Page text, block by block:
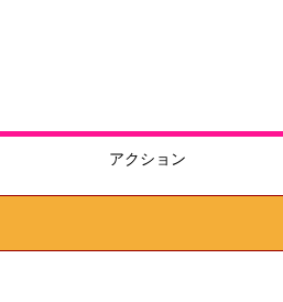
アクション